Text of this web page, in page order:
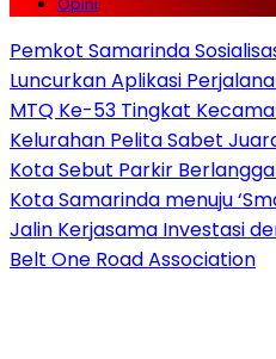
Pemkot Samarinda
Luncurkan Aplikasi
MTQ Ke-53 Tingkat
Kelurahan Pelita Sabet
Kota Sebut Parkir
Kota Samarinda menuju
Jalin Kerjasama Investasi
Belt One Road Association